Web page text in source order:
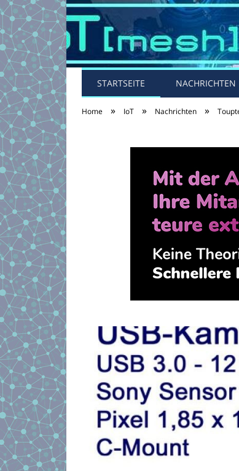
STARTSEITE NACHRICHTEN
Home » IoT » Nachrichten »